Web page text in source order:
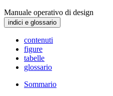
Manuale operativo di design
indici e glossario
contenuti
figure
tabelle
glossario
Sommario